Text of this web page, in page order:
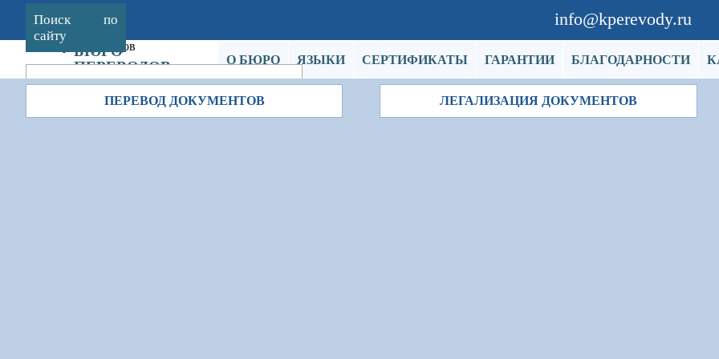
БЮРО
ПЕРЕВОДОВ
КОЖЕВНИКОВА
Поиск по
сайту
info@kperevody.ru
О БЮРО ЯЗЫКИ СЕРТИФИКАТЫ ГАРАНТИИ БЛАГОДАРНОСТИ
ПЕРЕВОД ДОКУМЕНТОВ ЛЕГАЛИЗАЦИЯ ДОКУМЕНТОВ